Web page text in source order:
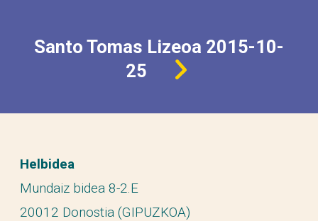
Santo Tomas Lizeoa 2015-10-
25
Helbidea
Mundaiz bidea 8-2.E
20012 Donostia (GIPUZKOA)